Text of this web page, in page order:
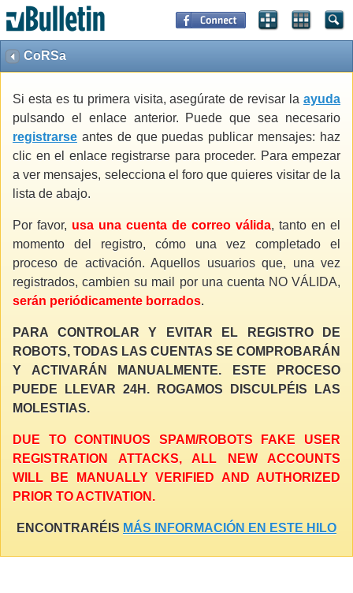
CoRSa
Si esta es tu primera visita, asegúrate de revisar la ayuda
pulsando el enlace anterior. Puede que sea necesario
registrarse antes de que puedas publicar mensajes: haz
clic en el enlace registrarse para proceder. Para empezar
a ver mensajes, selecciona el foro que quieres visitar de la
lista de abajo.
Por favor, usa una cuenta de correo válida, tanto en el
momento del registro, cómo una vez completado el
proceso de activación. Aquellos usuarios que, una vez
registrados, cambien su mail por una cuenta NO VÁLIDA,
serán periódicamente borrados.
PARA CONTROLAR Y EVITAR EL REGISTRO DE
ROBOTS, TODAS LAS CUENTAS SE COMPROBARÁN
Y ACTIVARÁN MANUALMENTE. ESTE PROCESO
PUEDE LLEVAR 24H. ROGAMOS DISCULPÉIS LAS
MOLESTIAS.
DUE TO CONTINUOS SPAM/ROBOTS FAKE USER
REGISTRATION ATTACKS, ALL NEW ACCOUNTS
WILL BE MANUALLY VERIFIED AND AUTHORIZED
PRIOR TO ACTIVATION.
ENCONTRARÉIS MÁS INFORMACIÓN EN ESTE HILO